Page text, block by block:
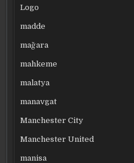
Logo
madde
mağara
mahkeme
malatya
manavgat
Manchester City
Manchester United
manisa